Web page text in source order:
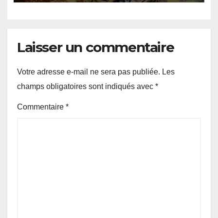
lourd
Laisser un commentaire
Votre adresse e-mail ne sera pas publiée. Les
champs obligatoires sont indiqués avec *
Commentaire *